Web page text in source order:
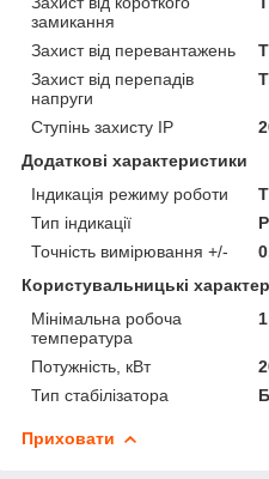
замикання
Захист від перевантажень
Захист від перепадів
напруги
Ступінь захисту IP
Додаткові характеристики
Індикація режиму роботи
Тип індикації
Точність вимірювання +/-
Користувальницькі
Мінімальна робоча
температура
1
Потужність, кВт
Тип стабілізатора
Приховати